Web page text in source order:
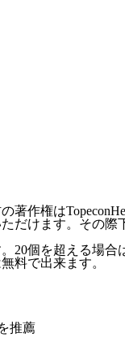
作権は
だけます。その際
20個を超える場合
料で出来ます。
推薦